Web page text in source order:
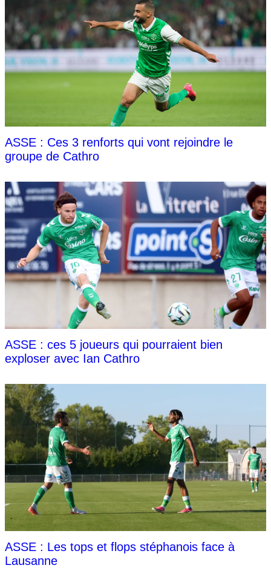
ASSE : Ces 3 renforts qui vont rejoindre le
groupe de Cathro
ASSE : ces 5 joueurs qui pourraient bien
exploser avec Ian Cathro
ASSE : Les tops et flops stéphanois face à
Lausanne